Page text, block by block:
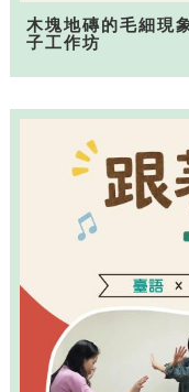
木塊地磚的毛細
子工作坊